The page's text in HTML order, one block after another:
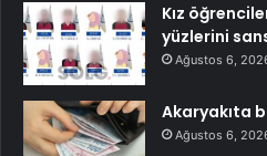
Kız
yüzlerini
Ağustos 6,
Akaryakıta
Ağustos 6,